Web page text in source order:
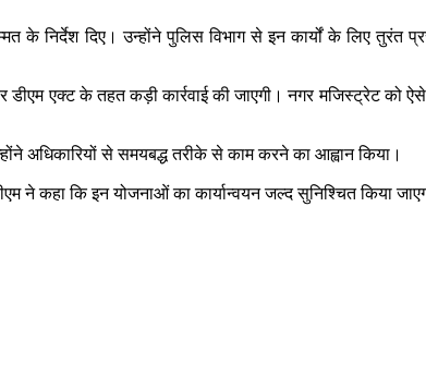
के निर्देश दिए। उन्होंने पुलिस विभाग से इन कार्यों के लिए तुरंत
एक्ट के तहत कड़ी कार्रवाई की जाएगी। नगर मजिस्ट्रेट को ऐसे
अधिकारियों से समयबद्ध तरीके से काम करने का आह्वान किया।
कि इन योजनाओं का कार्यान्वयन जल्द सुनिश्चित किया